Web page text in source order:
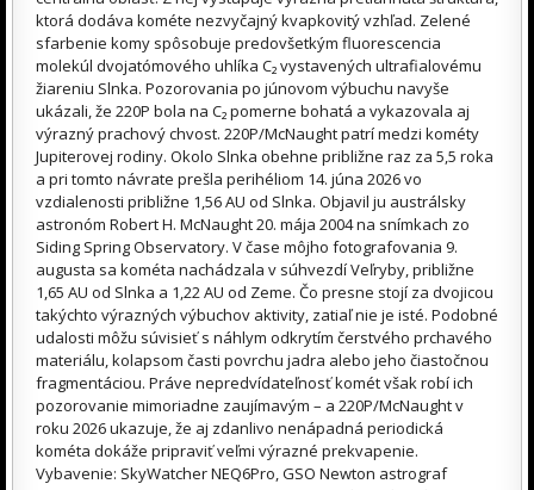
ktorá dodáva kométe nezvyčajný kvapkovitý vzhľad. Zelené
sfarbenie komy spôsobuje predovšetkým fluorescencia
molekúl dvojatómového uhlíka C₂ vystavených ultrafialovému
žiareniu Slnka. Pozorovania po júnovom výbuchu navyše
ukázali, že 220P bola na C₂ pomerne bohatá a vykazovala aj
výrazný prachový chvost. 220P/McNaught patrí medzi kométy
Jupiterovej rodiny. Okolo Slnka obehne približne raz za 5,5 roka
a pri tomto návrate prešla perihéliom 14. júna 2026 vo
vzdialenosti približne 1,56 AU od Slnka. Objavil ju austrálsky
astronóm Robert H. McNaught 20. mája 2004 na snímkach zo
Siding Spring Observatory. V čase môjho fotografovania 9.
augusta sa kométa nachádzala v súhvezdí Veľryby, približne
1,65 AU od Slnka a 1,22 AU od Zeme. Čo presne stojí za dvojicou
takýchto výrazných výbuchov aktivity, zatiaľ nie je isté. Podobné
udalosti môžu súvisieť s náhlym odkrytím čerstvého prchavého
materiálu, kolapsom časti povrchu jadra alebo jeho čiastočnou
fragmentáciou. Práve nepredvídateľnosť komét však robí ich
pozorovanie mimoriadne zaujímavým – a 220P/McNaught v
roku 2026 ukazuje, že aj zdanlivo nenápadná periodická
kométa dokáže pripraviť veľmi výrazné prekvapenie.
Vybavenie: SkyWatcher NEQ6Pro, GSO Newton astrograf